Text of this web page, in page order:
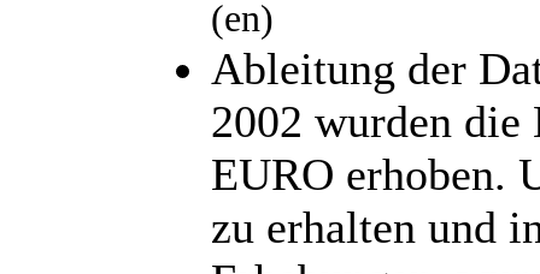
(en)
Ableitung der
2002 wurden
EURO erhoben.
zu erhalten und